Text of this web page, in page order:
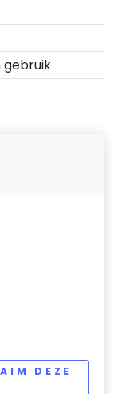
gebruik
DEZE